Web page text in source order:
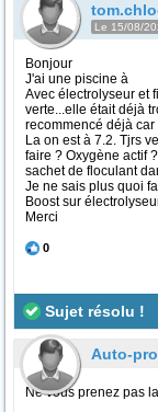
Le 15/08/
Bonjour
J'ai une piscine à
Avec électrolyseur et
verte...elle était déjà
recommencé déjà car
La on est à 7.2. Tjrs
faire ? Oxygène actif
sachet de floculant
Je ne sais plus quoi
Boost sur
Merci
0
Sujet résolu !
Auto-
Ne vous prenez pas